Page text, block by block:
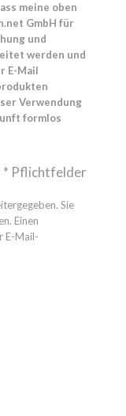
meine oben
GmbH für
und
werden und
E-Mail
Verwendung
formlos
* Pflichtfelder
Sie
Einen
E-Mail-